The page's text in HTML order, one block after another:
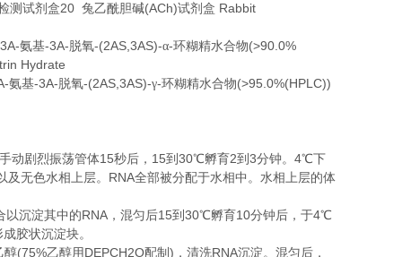
测试剂盒20 兔乙酰胆碱(ACh)试剂盒 Rabbit
氨基-3A-脱氧-(2AS,3AS)-α-环糊精水合物(>90.0%
Hydrate
氨基-3A-脱氧-(2AS,3AS)-γ-环糊精水合物(>95.0%(HPLC))
动剧烈振荡管体15秒后， 15到 30℃孵育2到 3分钟。 4℃下
及无色水相上层。 RNA全部被分配于水相中。水相上层的体
以沉淀其中的RNA ，混匀后15到 30℃孵育10分钟后，于4℃
胶状沉淀块。
醇(75%乙醇用 DEPCH2O配制 ) ，清洗RNA沉淀。混匀后，